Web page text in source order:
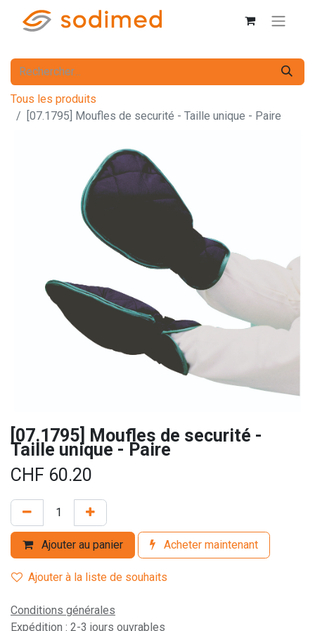
Tous les produits
[07.1795] Moufles de securité - Taille unique - Paire
[07.1795] Moufles de securité -
Taille unique - Paire
CHF 60.20
Ajouter au panier Acheter maintenant
Ajouter à la liste de souhaits
Conditions générales
Expédition : 2-3 jours ouvrables